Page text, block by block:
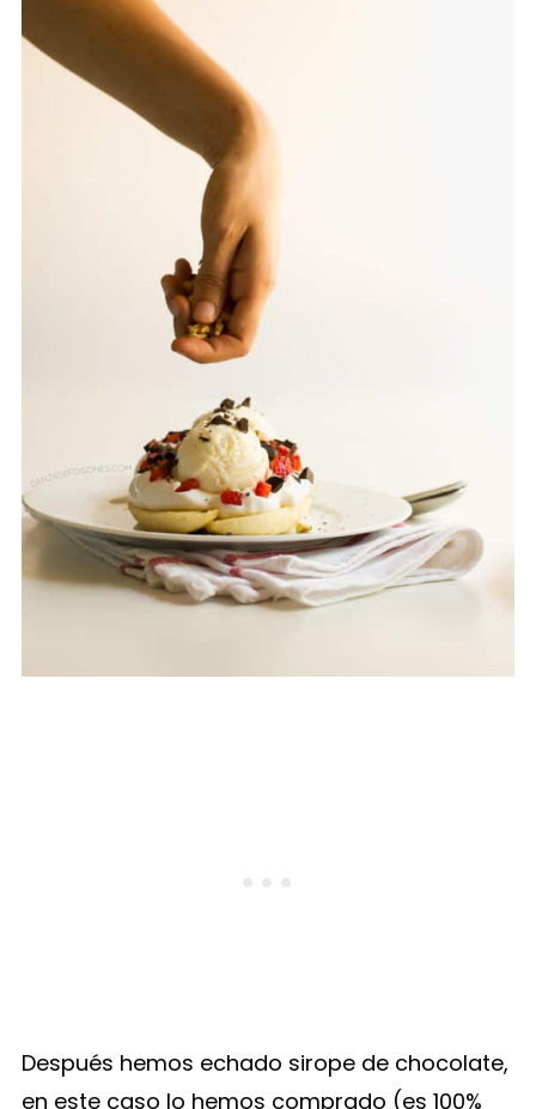
Después hemos echado sirope de chocolate,
en este caso lo hemos comprado (es 100%